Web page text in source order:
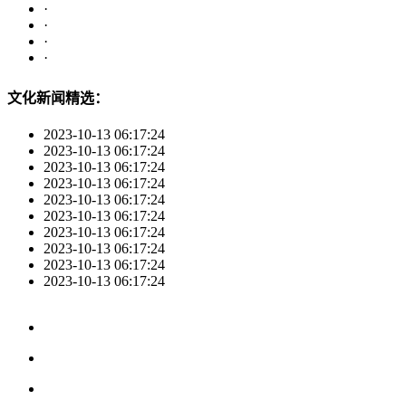
·
·
·
·
文化新闻精选：
2023-10-13 06:17:24
2023-10-13 06:17:24
2023-10-13 06:17:24
2023-10-13 06:17:24
2023-10-13 06:17:24
2023-10-13 06:17:24
2023-10-13 06:17:24
2023-10-13 06:17:24
2023-10-13 06:17:24
2023-10-13 06:17:24